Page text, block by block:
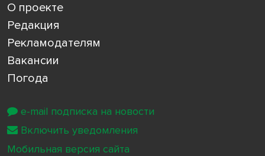
О проекте
Редакция
Рекламодателям
Вакансии
Погода
e-mail подписка на новости
Включить уведомления
Мобильная версия сайта